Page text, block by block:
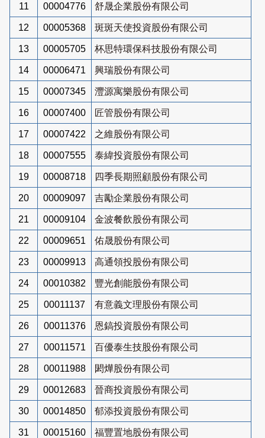
11 00004776 舒晟企業股份有限公司
12 00005368 斑斑天使投資股份有限公司
13 00005705 杯思特環保科技股份有限公司
14 00006471 興瑞股份有限公司
15 00007345 灃源寓樂股份有限公司
16 00007400 匠管股份有限公司
17 00007422 之維股份有限公司
18 00007555 泰緯投資股份有限公司
19 00008718 四季長期照顧股份有限公司
20 00009097 吉勵企業股份有限公司
21 00009104 金波餐飲股份有限公司
22 00009651 佑晟股份有限公司
23 00009913 高通領投股份有限公司
24 00010382 豐光創能股份有限公司
25 00011137 有意義文理股份有限公司
26 00011376 恩鎬投資股份有限公司
27 00011571 百優泰生技股份有限公司
28 00011988 閎燁股份有限公司
29 00012683 晉商投資股份有限公司
30 00014850 郁添投資股份有限公司
31 00015160 福豐置地股份有限公司